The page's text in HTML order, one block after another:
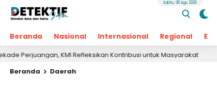
Beranda Nasional Internasional Regional
Sabtu, 08 Agu 2026
KMI Refleksikan Kontribusi untuk Masyarakat
Beranda Daerah